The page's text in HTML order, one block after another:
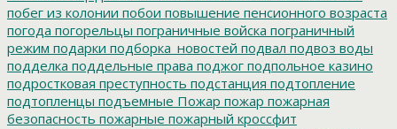
побег из колонии побои повышение пенсионного возраста
погода погорельцы пограничные войска пограничный
режим подарки подборка_новостей подвал подвоз воды
подделка поддельные права поджог подпольное казино
подростковая преступность подстанция подтопление
подтопленцы подъемные Пожар пожар пожарная
безопасность пожарные пожарный кроссфит